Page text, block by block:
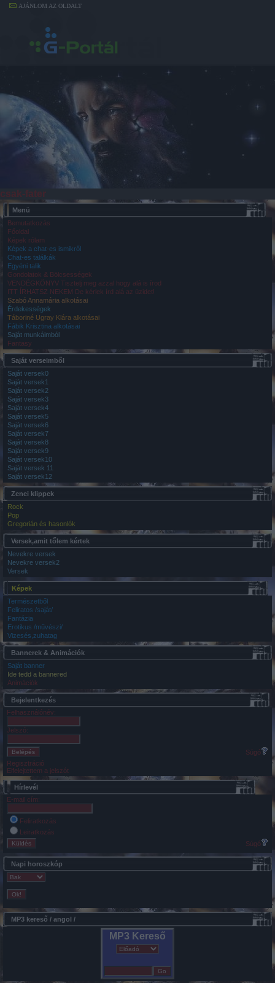
AJÁNLOM AZ OLDALT
csak-fater
Menü
Bemutatkozás
Főoldal
Képek rólam
Képek a chat-es ismikről
Chat-es találkák
Egyéni talik
Gondolatok & Bölcsességek
VENDÉGKÖNYV Tisztelj meg azzal hogy alá is írod
ITT ÍRHATSZ NEKEM De kérlek írd alá az üzidet!
Szabó Annamária alkotásai
Érdekességek
Táboriné Ugray Klára alkotásai
Fábik Krisztina alkotásai
Saját munkáimból
Fantasy
Saját verseimből
Saját versek0
Saját versek1
Saját versek2
Saját versek3
Saját versek4
Saját versek5
Saját versek6
Saját versek7
Saját versek8
Saját versek9
Saját versek10
Saját versek 11
Saját versek12
Zenei klippek
Rock
Pop
Gregorián és hasonlók
Versek,amit tőlem kértek
Nevekre versek
Nevekre versek2
Versek
Képek
Természetből
Feliratos /saját/
Fantázia
Erotikus /művészi/
Vizesés,zuhatag
Bannerek & Animációk
Saját banner
Ide tedd a bannered
Animációk
Bejelentkezés
Felhasználónév:
Jelszó:
Súgó
Regisztráció
Elfelejtettem a jelszót
Hírlevél
E-mail cím:
Feliratkozás
Leiratkozás
Súgó
Napi horoszkóp
MP3 kereső / angol /
MP3 Kereső